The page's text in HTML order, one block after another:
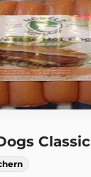
Classic